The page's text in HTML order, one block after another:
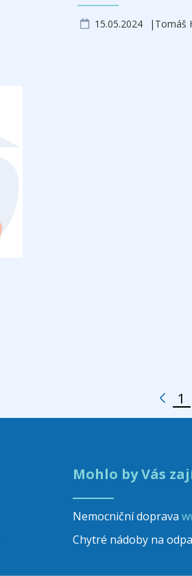
15.05.2024 Tomáš
1
Mohlo by Vás
Nemocniční doprava
Chytré nádoby na